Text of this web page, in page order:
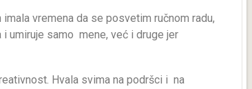
vremena da se posvetim ručnom radu,
umiruje samo mene, već i druge jer
Hvala svima na podršci i na